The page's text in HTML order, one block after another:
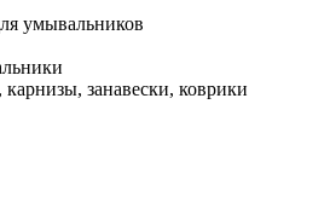
умывальников
занавески, коврики